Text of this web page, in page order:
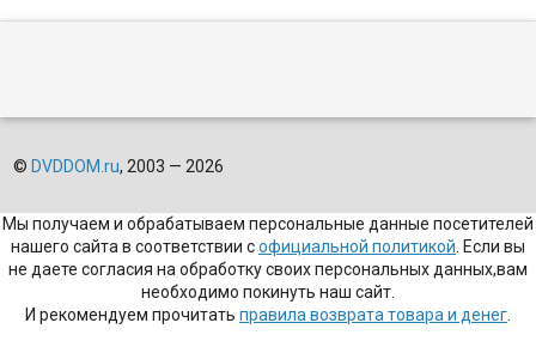
© DVDDOM.ru, 2003 — 2026
Мы получаем и обрабатываем персональные данные посетителей
нашего сайта в соответствии софициальной политикой . Если вы
не даете согласия на обработку своих персональных данных,вам
необходимо покинуть наш сайт.
И рекомендуем прочитать правила возврата товара и денег